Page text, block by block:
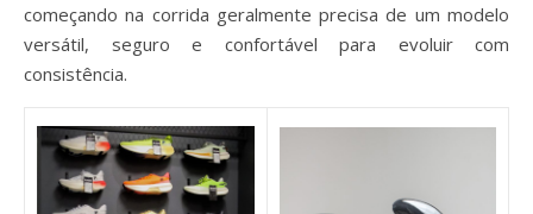
começando na corrida geralmente precisa de um modelo
versátil, seguro e confortável para evoluir com
consistência.